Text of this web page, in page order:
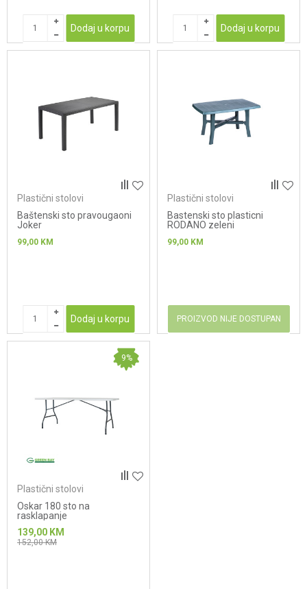
Dodaj u korpu Dodaj u korpu
Plastični stolovi
Baštenski sto pravougaoni
Joker
99,00 KM
Dodaj u korpu
Plastični stolovi
Bastenski sto plasticni
RODANO zeleni
99,00 KM
PROIZVOD NIJE DOSTUPAN
9%
Plastični stolovi
Oskar 180 sto na
rasklapanje
139,00 KM
152,00KM